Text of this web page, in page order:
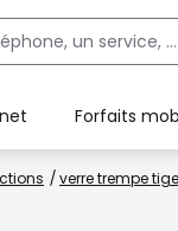
Forfaits
verre trempe